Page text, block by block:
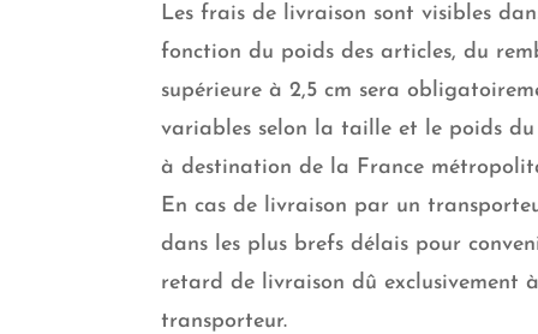
Les frais de livraison sont visibles
fonction du poids des articles, du
supérieure à 2,5 cm sera
variables selon la taille et le poids
à destination de la France
En cas de livraison par un
dans les plus brefs délais pour
retard de livraison dû exclusivement
transporteur.